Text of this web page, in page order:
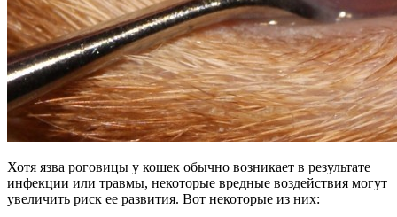
Хотя язва роговицы у кошек обычно возникает в результате
инфекции или травмы, некоторые вредные воздействия могут
увеличить риск ее развития. Вот некоторые из них: